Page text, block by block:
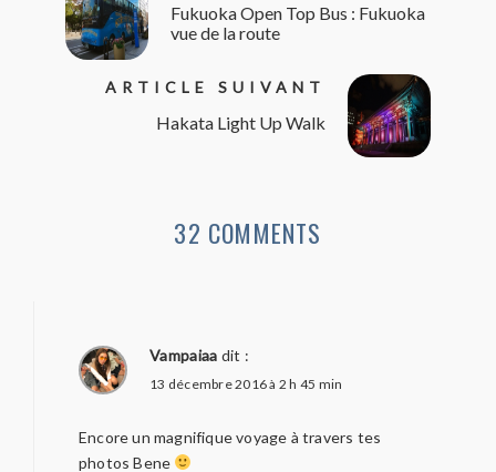
Fukuoka Open Top Bus : Fukuoka
vue de la route
ARTICLE SUIVANT
Hakata Light Up Walk
32 COMMENTS
Vampaiaa dit :
13 décembre 2016 à 2 h 45 min
Encore un magnifique voyage à travers tes
photos Bene